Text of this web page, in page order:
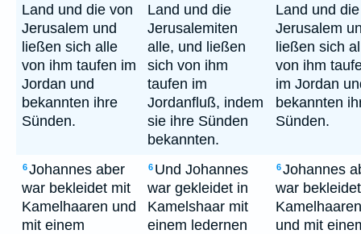
Land und die von
Jerusalem und
ließen sich alle
von ihm taufen im
Jordan und
bekannten ihre
Sünden.
Land und die
Jerusalemiten
alle, und ließen
sich von ihm
taufen im
Jordanfluß, indem
sie ihre Sünden
bekannten.
Land und
Jerusalem
ließen sich
von ihm
im Jordan
bekannten
Sünden.
6Johannes aber
war bekleidet mit
Kamelhaaren und
mit einem
6 Und Johannes
war gekleidet in
Kamelshaar mit
einem ledernen
6Johannes
war
Kamelhaaren
und mit